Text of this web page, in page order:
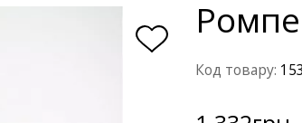
Код товару: